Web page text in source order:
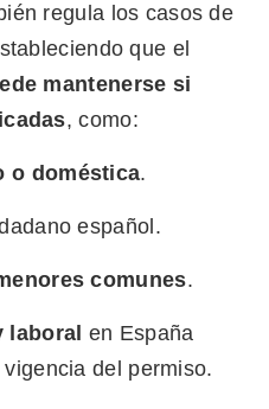
regula los casos de
que el
mantenerse si
, como:
o doméstica.
español.
comunes.
laboral en España
del permiso.